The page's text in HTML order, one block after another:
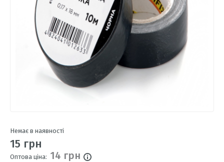
Немає в наявності
15 грн
Оптова ціна: 14 грн